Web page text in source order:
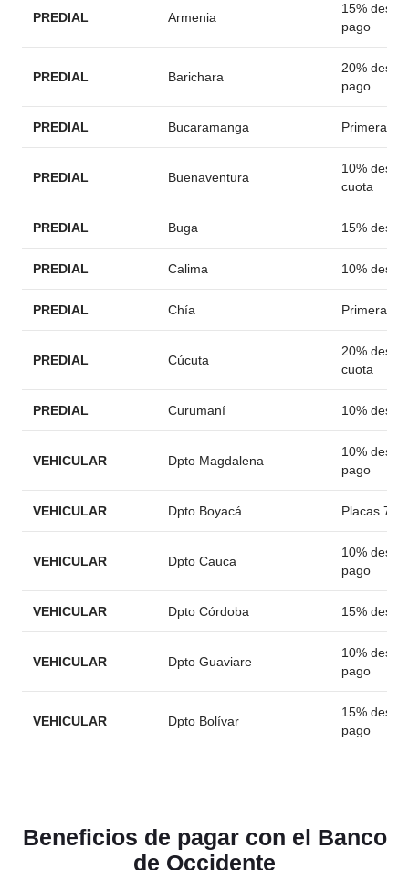
PREDIAL Armenia
15%
pago
PREDIAL Barichara
20%
pago
PREDIAL Bucaramanga Primera
PREDIAL Buenaventura
10%
cuota
PREDIAL Buga 15%
PREDIAL Calima 10%
PREDIAL Chía Primera
PREDIAL Cúcuta
20%
cuota
PREDIAL Curumaní 10%
VEHICULAR Dpto Magdalena
10%
pago
VEHICULAR Dpto Boyacá Placas 7-
VEHICULAR Dpto Cauca
10%
pago
VEHICULAR Dpto Córdoba 15%
VEHICULAR Dpto Guaviare
10%
pago
VEHICULAR Dpto Bolívar
15%
pago
Beneficios de pagar con el Banco
de Occidente